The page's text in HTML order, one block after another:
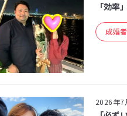
「効
成婚
2026年7